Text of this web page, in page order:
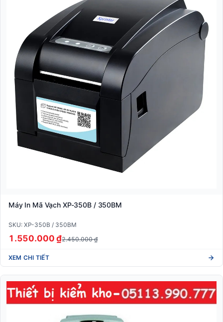
Máy In Mã Vạch XP-350B / 350BM
SKU: XP-350B / 350BM
1.550.000 ₫2.450.000 ₫
XEM CHI TIẾT